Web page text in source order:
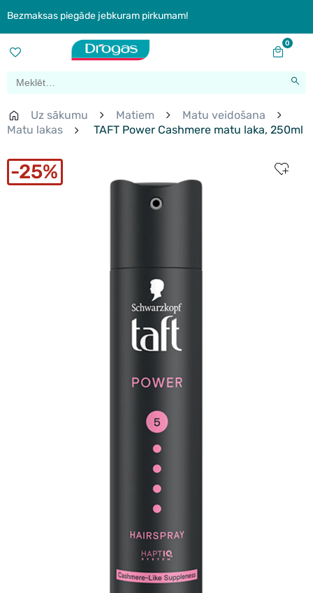
Bezmaksas piegāde jebkuram pirkumam!
0
Uz sākumu Matiem
Matu veidošana
Matu lakas
TAFT Power Cashmere matu laka, 250ml
25%